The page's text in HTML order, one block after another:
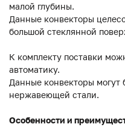
малой глубины.
Данные конвекторы
большой стеклянной
К комплекту поставки
автоматику.
Данные конвекторы могут
нержавеющей стали.
Особенности и